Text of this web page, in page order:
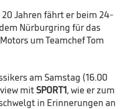
Jahren fährt er beim 24-
Nürburgring für das
um Teamchef Tom
am Samstag (16.00
mit SPORT1, wie er zum
in Erinnerungen an